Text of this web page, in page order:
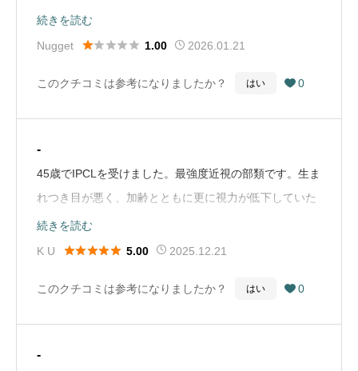
程度のところから持ち上げてくれるのですが、この方は
さを調整させられます。他の方は機器側を上下に動かし
調整してくれるのですが、それはせず椅子で調整して下
さいと。よく分からなかったです。検診は手術次の日は
三太郎先生で、1週間後のはあすか先生でした。お二方
とも好印象で三太郎先生に関しては、部屋入って資料？
ちゃいました。【総評】個人的には内装がストライクす
ぎて用がなくても見に行きたいくらい好きです。スタッ
（Google Mapから引用）
続きを読む
Nugget
 1.00 2026.01.21
このクチコミは参考になりましたか？ はい  0
-
45歳でIPCLを受けました。最強度近視の部類です。生ま
れつき目が悪く、加齢とともに更に視力が低下していた
ところ、アクシデント的に心筋梗塞となり、蘇生したこ
とから手術を受けようと決意しました。術前検査では右
膜でもあるため、手術して矯正できる範囲を超えている
続きを読む
K U
 5.00 2025.12.21
このクチコミは参考になりましたか？ はい  0
-